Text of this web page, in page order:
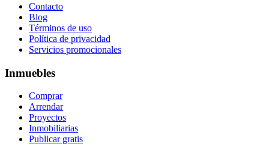
Contacto
Blog
Términos de uso
Política de privacidad
Servicios promocionales
Inmuebles
Comprar
Arrendar
Proyectos
Inmobiliarias
Publicar gratis